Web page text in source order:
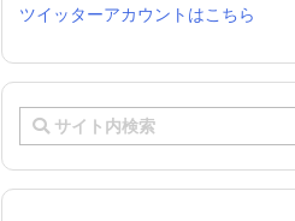
ツイッターアカウントはこちら